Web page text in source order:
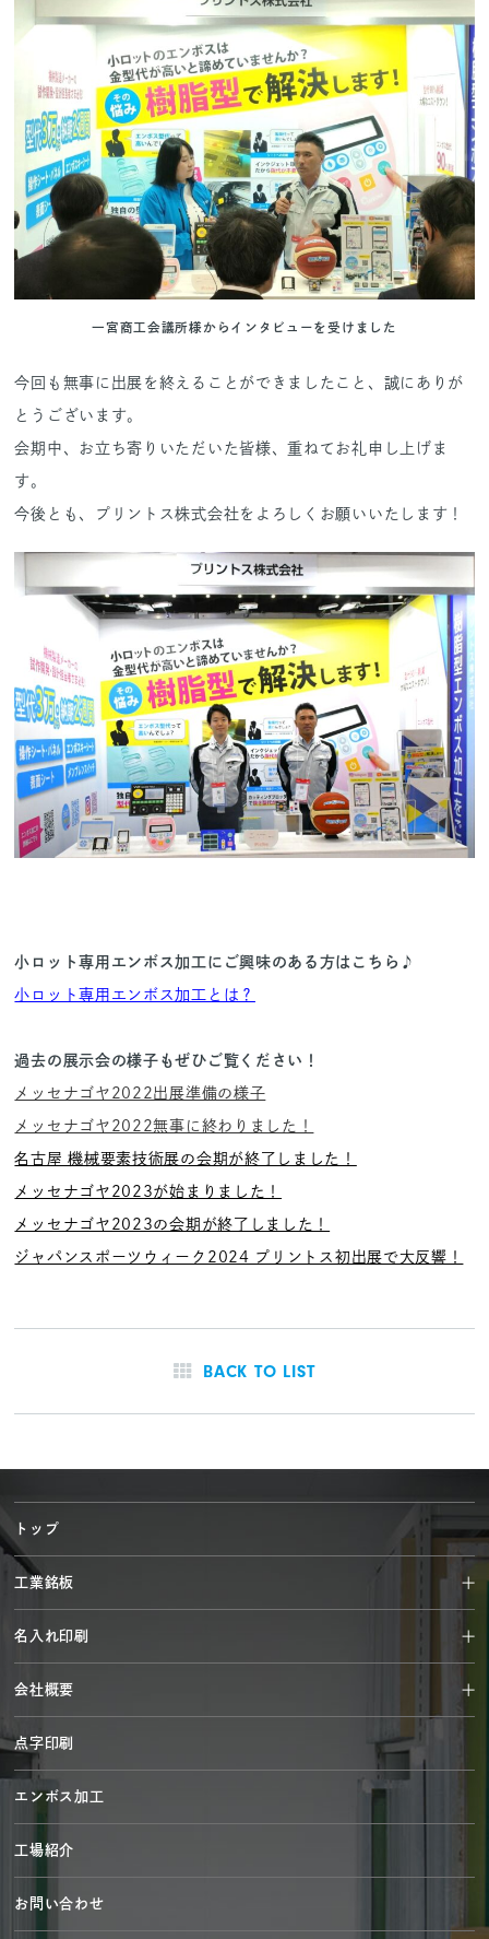
一宮商工会議所様からインタビューを受けました
今回も無事に出展を終えることができましたこと、誠にありが
とうございます。
会期中、お立ち寄りいただいた皆様、重ねてお礼申し上げま
す。
今後とも、プリントス株式会社をよろしくお願いいたします！
小ロット専用エンボス加工にご興味のある方はこちら♪
小ロット専用エンボス加工とは？
過去の展示会の様子もぜひご覧ください！
メッセナゴヤ2022出展準備の様子
メッセナゴヤ2022無事に終わりました！
名古屋 機械要素技術展の会期が終了しました！
メッセナゴヤ2023が始まりました！
メッセナゴヤ2023の会期が終了しました！
ジャパンスポーツウィーク2024 プリントス初出展で大反響！
BACK TO LIST
トップ
工業銘板
名入れ印刷
会社概要
点字印刷
エンボス加工
工場紹介
お問い合わせ